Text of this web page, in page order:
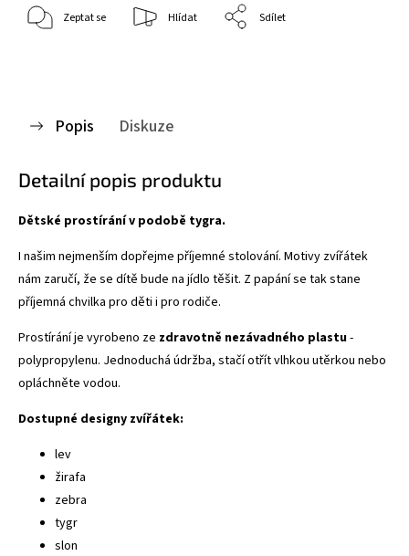
Zeptat se Hlídat Sdílet
Popis Diskuze
Detailní popis produktu
Dětské prostírání v podobě tygra.
I našim nejmenším dopřejme příjemné stolování. Motivy zvířátek
nám zaručí, že se dítě bude na jídlo těšit. Z papání se tak stane
příjemná chvilka pro děti i pro rodiče.
Prostírání je vyrobeno ze zdravotně nezávadného plastu-
polypropylenu. Jednoduchá údržba, stačí otřít vlhkou utěrkou nebo
opláchněte vodou.
Dostupné designy zvířátek:
lev
žirafa
zebra
tygr
slon